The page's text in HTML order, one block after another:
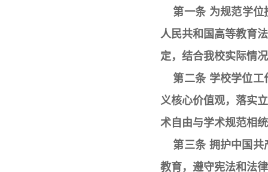
第一条 为规范学位
人民共和国高等教育
定，结合我校实际情
第二条 学校学位工
义核心价值观，落实
术自由与学术规范相
第三条 拥护中国共
教育，遵守宪法和法